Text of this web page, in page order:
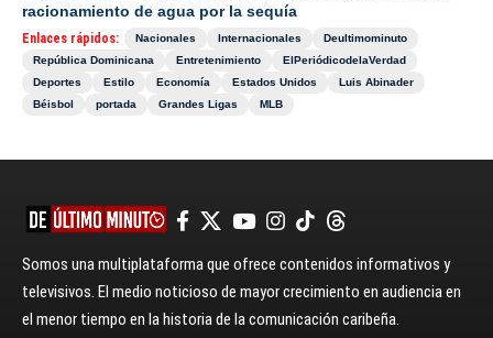
racionamiento de agua por la sequía
Enlaces rápidos: Nacionales Internacionales
Deultimominuto
República Dominicana
Entretenimiento
ElPeriódicodelaVerdad
Deportes
Estilo Economía Estados Unidos
Luis Abinader
Béisbol
portada Grandes Ligas MLB
Somos una multiplataforma que ofrece contenidos informativos y
televisivos. El medio noticioso de mayor crecimiento en audiencia en
el menor tiempo en la historia de la comunicación caribeña.